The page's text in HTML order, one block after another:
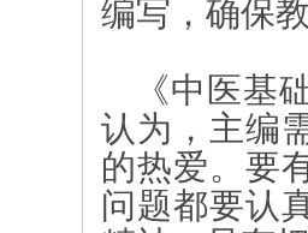
编写，确保
《中医基
认为，主编
的热爱。要
问题都要认